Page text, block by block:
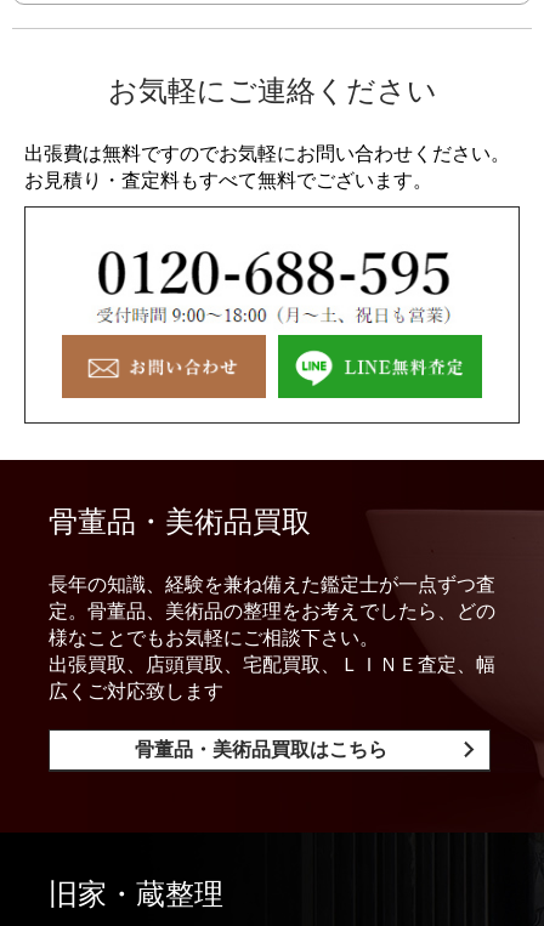
お気軽にご連絡ください
出張費は無料ですのでお気軽にお問い合わせください。
お見積り・査定料もすべて無料でございます。
骨董品・美術品買取
長年の知識、経験を兼ね備えた鑑定士が一点ずつ査
定。骨董品、美術品の整理をお考えでしたら、どの
様なことでもお気軽にご相談下さい。
出張買取、店頭買取、宅配買取、ＬＩＮＥ査定、幅
広くご対応致します
骨董品・美術品買取はこちら
旧家・蔵整理